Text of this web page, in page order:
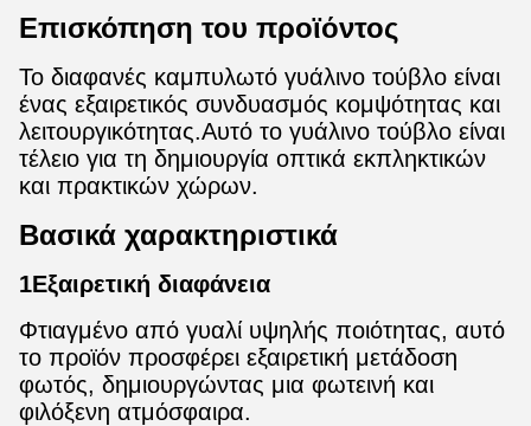
Επισκόπηση του προϊόντος
Το διαφανές καμπυλωτό γυάλινο τούβλο είναι
ένας εξαιρετικός συνδυασμός κομψότητας και
λειτουργικότητας.Αυτό το γυάλινο τούβλο είναι
τέλειο για τη δημιουργία οπτικά εκπληκτικών
και πρακτικών χώρων.
Βασικά χαρακτηριστικά
1Εξαιρετική διαφάνεια
Φτιαγμένο από γυαλί υψηλής ποιότητας, αυτό
το προϊόν προσφέρει εξαιρετική μετάδοση
φωτός, δημιουργώντας μια φωτεινή και
φιλόξενη ατμόσφαιρα.